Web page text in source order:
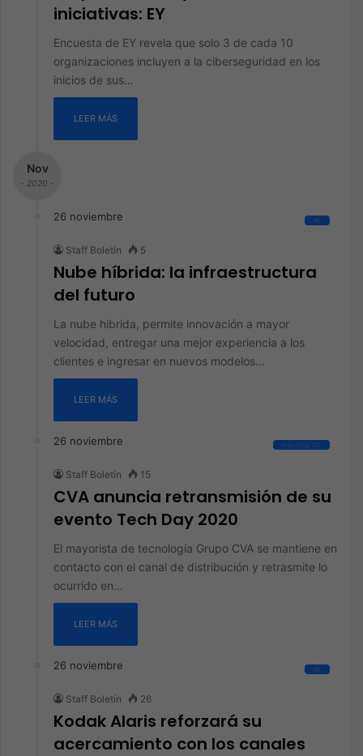
iniciativas: EY
Encuesta de EY revela que solo 3 de cada 10
organizaciones incluyen a la ciberseguridad en los
inicios de sus…
LEER MÁS
Nov
- 2020 -
26 noviembre All
Staff Boletín 5
Nube híbrida: la infraestructura
del futuro
La nube hibrida, permite innovación a mayor
velocidad, entregar una mejor experiencia a los
clientes e ingresar en nuevos modelos…
LEER MÁS
26 noviembre Industria TIC
Staff Boletín 15
CVA anuncia retransmisión de su
evento Tech Day 2020
El mayorista de tecnología Grupo CVA se mantiene en
contacto con el canal de distribución y retrasmite lo
ocurrido en…
LEER MÁS
26 noviembre All
Staff Boletín 26
Kodak Alaris reforzará su
acercamiento con los canales